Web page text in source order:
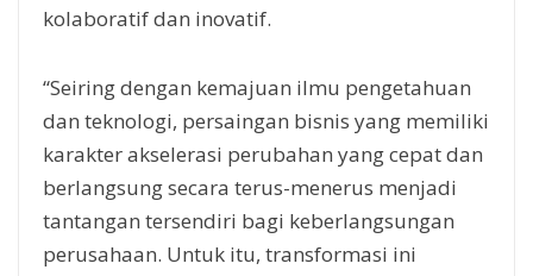
kolaboratif dan inovatif.
“Seiring dengan kemajuan ilmu pengetahuan
dan teknologi, persaingan bisnis yang memiliki
karakter akselerasi perubahan yang cepat dan
berlangsung secara terus-menerus menjadi
tantangan tersendiri bagi keberlangsungan
perusahaan. Untuk itu, transformasi ini